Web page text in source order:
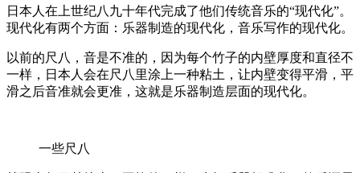
日本人在上世纪八九十年代完成了他们传统音乐的“现代化”。
现代化有两个方面：乐器制造的现代化，音乐写作的现代化。
以前的尺八，音是不准的，因为每个竹子的内壁厚度和直径不
一样，日本人会在尺八里涂上一种粘土，让内壁变得平滑，平
滑之后音准就会更准，这就是乐器制造层面的现代化。
一些尺八